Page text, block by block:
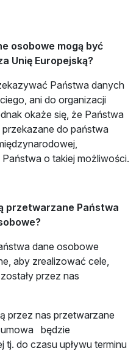
osobowe mogą być
Unię Europejską?
Państwa danych
ani do organizacji
okaże się, że Państwa
do państwa
o takiej możliwości.
przetwarzane Państwa
dane osobowe
aby zrealizować cele,
przez nas
przez nas przetwarzane
umowa będzie
do czasu upływu terminu